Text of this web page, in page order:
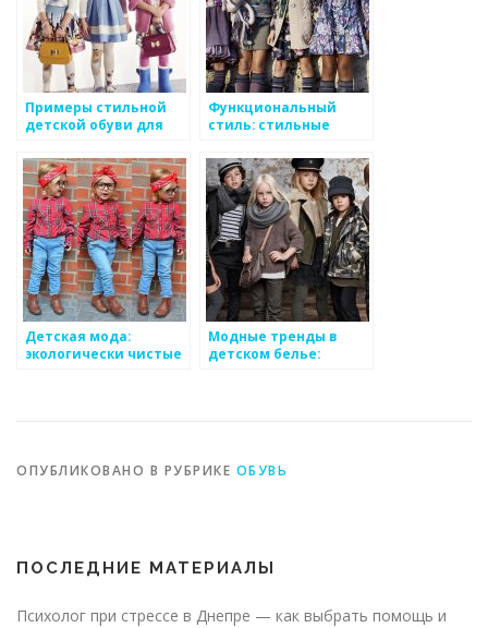
Примеры стильной
детской обуви для
Функциональный
стиль: стильные
потребностям
ребенка
Детская мода:
экологически чистые
Модные тренды в
детском белье:
ОПУБЛИКОВАНО В РУБРИКЕ ОБУВЬ
ПОСЛЕДНИЕ МАТЕРИАЛЫ
Психолог при стрессе в Днепре — как выбрать помощь и